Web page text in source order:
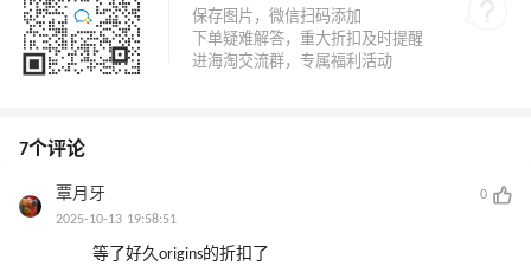
7个评论
覃月牙
0
2025-10-13 19:58:51
等了好久origins的折扣了